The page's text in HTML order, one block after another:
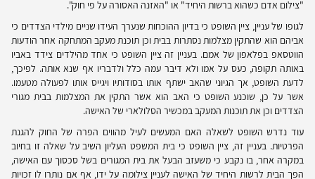
"צילום אדם כשהוא ברשות היחיד" או "האזנה האסורה על פי חוק".
לגופו של עניין, ציין השופט כי בדיון ההוכחות שנערך העידו שניים מילדי הצדדים כי
אביהם הוא שהתקין מצלמות נסתרות בבית וכן תוכנת מעקב המתחקה אחר הודעות
הווטסאפ בפלאפון של אמם. בעניין זה ציין השופט כי אחד מהילדים צידד באביו
באותה תקופה, כעס על אמו ולא דיבר עמה כלל ולדבריו אף שנא אותה. לפיכך,
לדעת השופט, אך הגיוני שהאב ישתף אותו בסודותיו ויגייס אותו לפעולה מטעמו.
אשר על כן, שוכנע השופט כי האב הוא אשר התקין את המצלמות בבית מגורי
הצדדים וכן את תוכנות המעקב במכשיר הסלולארי של האישה.
עוד נדרש השופט לשאלה האם המעשים לעיל מהווים הפרה של החוק להגנת
הפרטיות. בעניין זה, ציין השופט כי בית המשפט העליון השיב על שאלה זו בחיוב
במקרה אחר, בו נקבע כי משעזב הבעל את בית המגורים בשל סכסוך עם האישה,
הפך הבית לרשות היחיד של האישה לעניין צילומה על ידו, אף אם נותרו לו זכויות